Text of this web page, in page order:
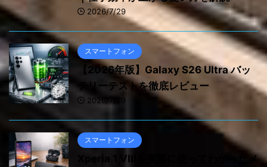
2026/7/29
スマートフォン
【2026年版】Galaxy S26 Ultra バッ
テリーテストを徹底レビュー
2026/7/29
スマートフォン
Xperia 1 VIIIを実際に使ってわかったメ